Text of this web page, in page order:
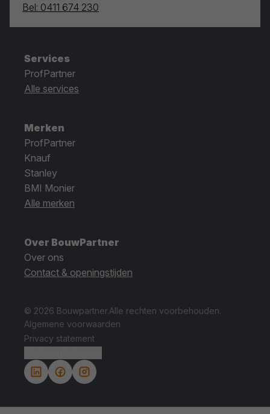
Bel: 0411 674 230
Services
ProfPartner
Alle services
Merken
ProfPartner
Knauf
Stanley
BMI Monier
Alle merken
Over BouwPartner
Over ons
Contact & openingstijden
© 2026 Bouwpartner.Alle rechten voorbehouden.
Algemene voorwaarden
Privacy statement